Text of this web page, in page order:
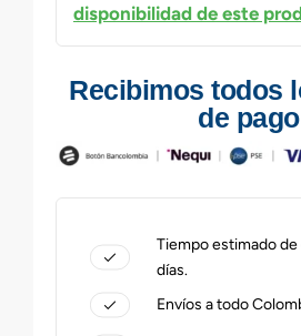
disponibilidad de este
Recibimos todos
de pago
Tiempo estimado de
días.
Envíos a todo